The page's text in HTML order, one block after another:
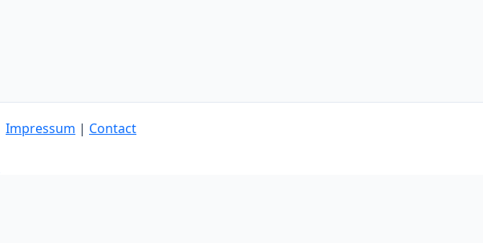
Impressum | Contact